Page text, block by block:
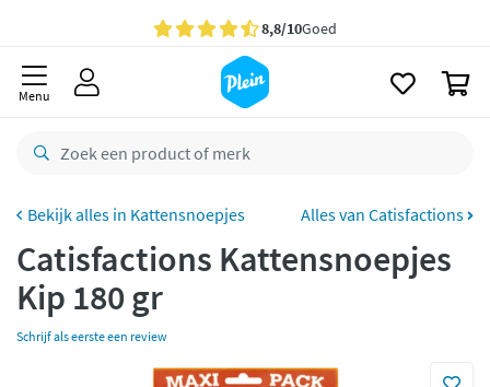
Gratisbezorging vanaf 35,- *
besteld,maandag
retourneren
CO2 neutraal bezorgd
Betaal met Klarna
Menu
Kattensnoepjes Alles van Catisfactions
Catisfactions Kattensnoepjes
Kip 180 gr
Schrijf als eerste een review